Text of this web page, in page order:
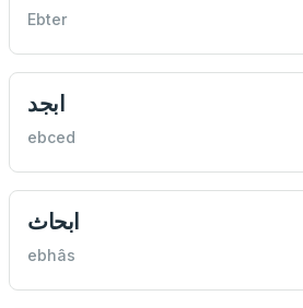
Ebter
ابجد
ebced
ابحاث
ebhâs